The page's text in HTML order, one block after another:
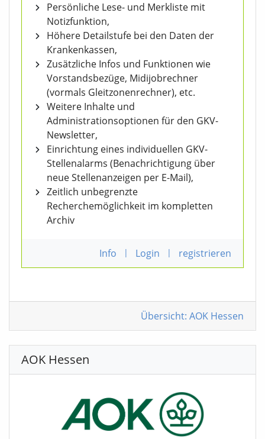
Persönliche Lese- und Merkliste mit
Notizfunktion,
Höhere Detailstufe bei den Daten der
Krankenkassen,
Zusätzliche Infos und Funktionen wie
Vorstandsbezüge, Midijobrechner
(vormals Gleitzonenrechner), etc.
Weitere Inhalte und
Administrationsoptionen für den GKV-
Newsletter,
Einrichtung eines individuellen GKV-
Stellenalarms (Benachrichtigung über
neue Stellenanzeigen per E-Mail),
Zeitlich unbegrenzte
Recherchemöglichkeit im kompletten
Archiv
Info | Login | registrieren
Übersicht: AOK Hessen
AOK Hessen